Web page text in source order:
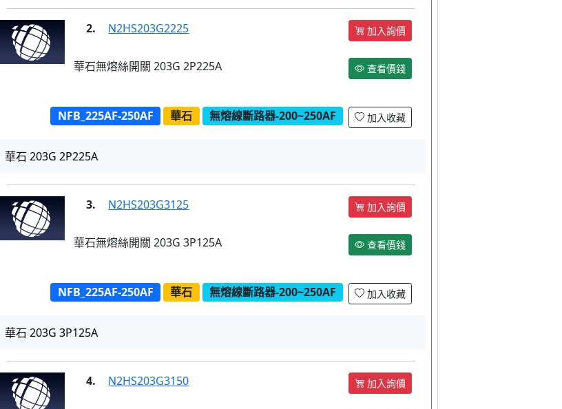
2. N2HS203G2225 加入詢價
華石無熔絲開關 203G 2P225A 查看價錢
NFB_225AF-250AF 華石 無熔線斷路器-200~250AF 加入收藏
華石 203G 2P225A
3. N2HS203G3125 加入詢價
華石無熔絲開關 203G 3P125A 查看價錢
NFB_225AF-250AF 華石 無熔線斷路器-200~250AF 加入收藏
華石 203G 3P125A
4. N2HS203G3150 加入詢價